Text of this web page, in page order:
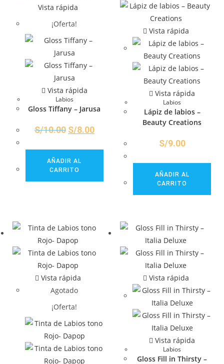
Vista rápida
¡Oferta!
Vista rápida
Labios
Gloss Tiffany – Jarusa
S/10.00 S/8.00
AÑADIR AL
CARRITO
Vista rápida
Vista rápida
Labios
Lápiz de labios –
Beauty Creations
S/9.00
AÑADIR AL
CARRITO
Vista rápida
Agotado
¡Oferta!
Vista rápida
Vista rápida
Labios
Gloss Fill in Thirsty –